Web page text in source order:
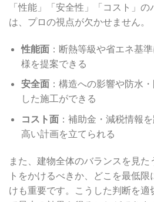
「性能」「安全性」「コスト」
は、プロの視点が欠かせません。
性能面：断熱等級や省エネ基
様を提案できる
安全面：構造への影響や防水
した施工ができる
コスト面：補助金・減税情報
高い計画を立てられる
また、建物全体のバランスを見た
トをかけるべきか、どこを最低
けも重要です。こうした判断を